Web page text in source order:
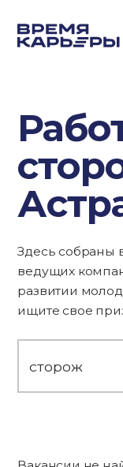
Здесь собраны
ведущих
развитии
ищите свое